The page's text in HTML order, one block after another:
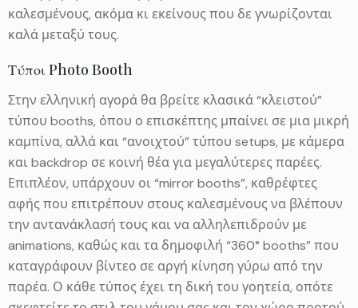
καλεσμένους, ακόμα κι εκείνους που δε γνωρίζονται
καλά μεταξύ τους.
Τύποι Photo Booth
Στην ελληνική αγορά θα βρείτε κλασικά “κλειστού”
τύπου booths, όπου ο επισκέπτης μπαίνει σε μια μικρή
καμπίνα, αλλά και “ανοιχτού” τύπου setups, με κάμερα
και backdrop σε κοινή θέα για μεγαλύτερες παρέες.
Επιπλέον, υπάρχουν οι “mirror booths”, καθρέφτες
αφής που επιτρέπουν στους καλεσμένους να βλέπουν
την αντανάκλασή τους και να αλληλεπιδρούν με
animations, καθώς και τα δημοφιλή “360° booths” που
καταγράφουν βίντεο σε αργή κίνηση γύρω από την
παρέα. Ο κάθε τύπος έχει τη δική του γοητεία, οπότε